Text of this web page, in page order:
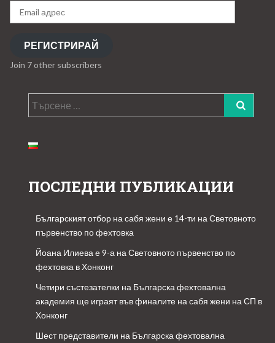
Email
адрес
РЕГИСТРИРАЙ
Join 7 other subscribers
Търсене
за:
ПОСЛЕДНИ ПУБЛИКАЦИИ
Българският отбор на сабя жени е 14-ти на Световното
първенство по фехтовка
Йоана Илиева е 9-а на Световното първенство по
фехтовка в Хонконг
Четири състезателки на Българска фехтовална
академия ще играят във финалите на сабя жени на СП в
Хонконг
Шест представители на Българска фехтовална